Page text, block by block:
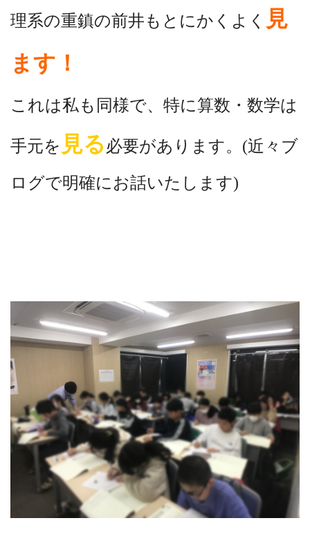
理系の重鎮の前井もとにかくよく 見
ます！
これは私も同様で、特に算数・数学は
手元を 見る 必要があります。(近々ブ
ログで明確にお話いたします)